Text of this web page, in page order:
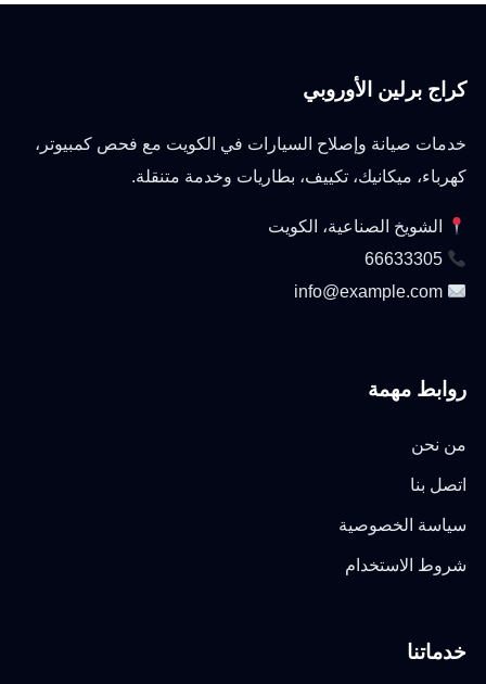
كراج برلين الأوروبي
خدمات صيانة وإصلاح السيارات في الكويت مع فحص كمبيوتر،
كهرباء، ميكانيك، تكييف، بطاريات وخدمة متنقلة.
الشويخ الصناعية، الكويت
66633305
info@example.com
روابط مهمة
من نحن
اتصل بنا
سياسة الخصوصية
شروط الاستخدام
خدماتنا